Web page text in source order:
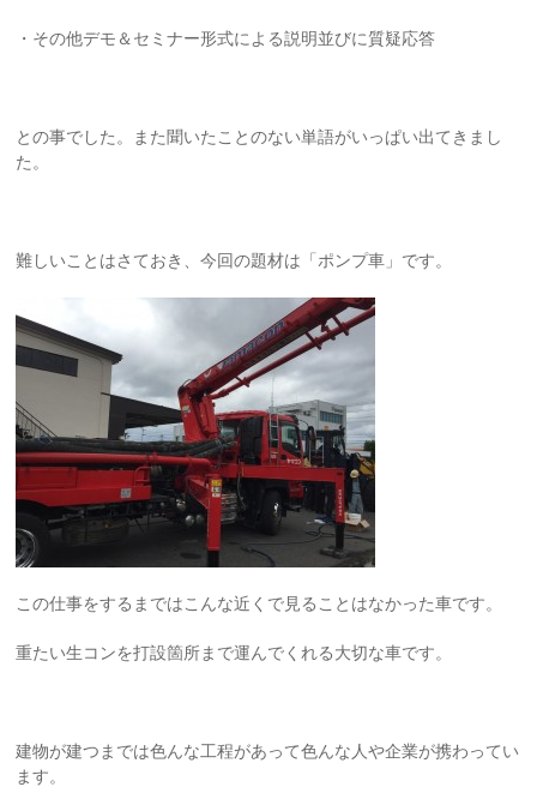
・その他デモ＆セミナー形式による説明並びに質疑応答
との事でした。また聞いたことのない単語がいっぱい出てきまし
た。
難しいことはさておき、今回の題材は「ポンプ車」です。
この仕事をするまではこんな近くで見ることはなかった車です。
重たい生コンを打設箇所まで運んでくれる大切な車です。
建物が建つまでは色んな工程があって色んな人や企業が携わってい
ます。